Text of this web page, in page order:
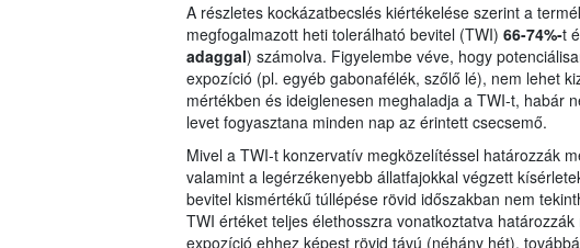
A részletes kockázatbecslés kiértékelése szerint a
megfogalmazott heti tolerálható bevitel (TWI) 66-74%-t
adaggal) számolva. Figyelembe véve, hogy
expozíció (pl. egyéb gabonafélék, szőlő lé), nem lehet
mértékben és ideiglenesen meghaladja a TWI-t, habár
levet fogyasztana minden nap az érintett csecsemő.
Mivel a TWI-t konzervatív megközelítéssel határozzák
valamint a legérzékenyebb állatfajokkal végzett
bevitel kismértékű túllépése rövid időszakban nem
TWI értéket teljes élethosszra vonatkoztatva
expozíció ehhez képest rövid távú (néhány hét),